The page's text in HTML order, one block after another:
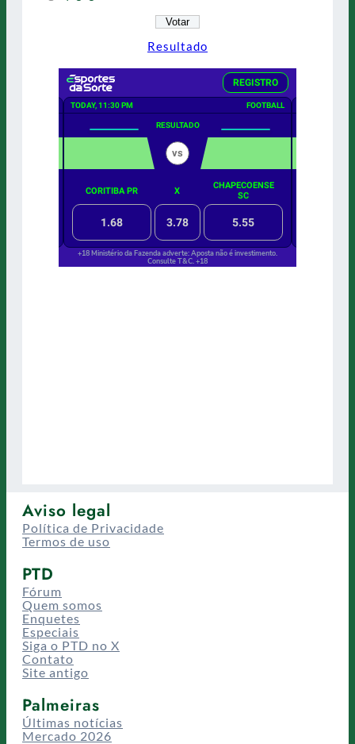
Resultado
Aviso legal
Política de Privacidade
Termos de uso
PTD
Fórum
Quem somos
Enquetes
Especiais
Siga o PTD no X
Contato
Site antigo
Palmeiras
Últimas notícias
Mercado 2026